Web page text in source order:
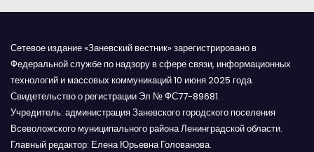
Сетевое издание «Заневский вестник» зарегистрировано в
Федеральной службе по надзору в сфере связи, информационных
технологий и массовых коммуникаций 10 июня 2025 года.
Свидетельство о регистрации Эл № ФС77-89681.
Учредитель: администрация Заневского городского поселения
Всеволожского муниципального района Ленинградской области.
Главный редактор: Елена Юрьевна Голованова.